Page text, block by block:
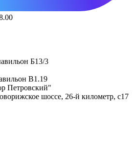
Б13/3
В1.19
Петровский"
шоссе, 26-й километр, с17